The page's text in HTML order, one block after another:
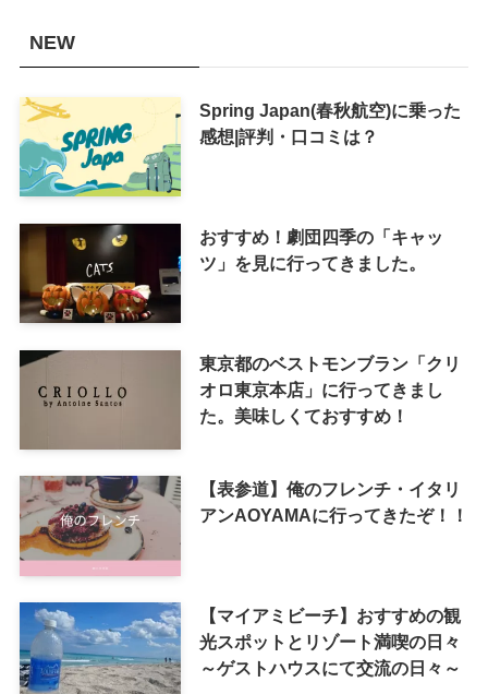
NEW
Spring Japan(春秋航空)に乗った
感想|評判・口コミは？
おすすめ！劇団四季の「キャッ
ツ」を見に行ってきました。
東京都のベストモンブラン「クリ
オロ東京本店」に行ってきまし
た。美味しくておすすめ！
【表参道】俺のフレンチ・イタリ
アンAOYAMAに行ってきたぞ！！
【マイアミビーチ】おすすめの観
光スポットとリゾート満喫の日々
～ゲストハウスにて交流の日々～